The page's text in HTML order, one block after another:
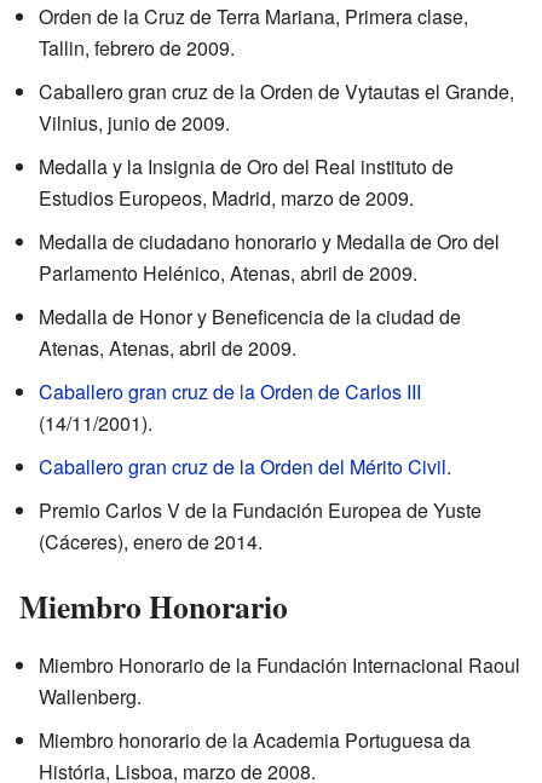
Orden de la Cruz de Terra Mariana, Primera clase,
Tallin, febrero de 2009.
Caballero gran cruz de la Orden de Vytautas el Grande,
Vilnius, junio de 2009.
Medalla y la Insignia de Oro del Real instituto de
Estudios Europeos, Madrid, marzo de 2009.
Medalla de ciudadano honorario y Medalla de Oro del
Parlamento Helénico, Atenas, abril de 2009.
Medalla de Honor y Beneficencia de la ciudad de
Atenas, Atenas, abril de 2009.
Caballero gran cruz de la Orden de Carlos III
(14/11/2001).
Caballero gran cruz de la Orden del Mérito Civil.
Premio Carlos V de la Fundación Europea de Yuste
(Cáceres), enero de 2014.
Miembro Honorario
Miembro Honorario de la Fundación Internacional Raoul
Wallenberg.
Miembro honorario de la Academia Portuguesa da
História, Lisboa, marzo de 2008.